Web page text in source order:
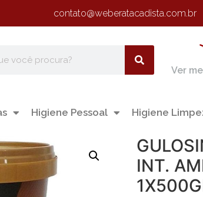
contato@weberatacadista.com.br
Ver
Higiene Pessoal Higiene
INT.